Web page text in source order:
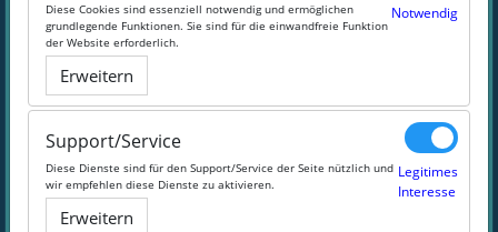
#BigData #IT #MachineLearning
Diese Cookies sind essenziell notwendig und ermöglichen
grundlegende Funktionen. Sie sind für die einwandfreie Funktion
der Website erforderlich.
Notwendig
Erweitern
Support/Service
Diese Dienste sind für den Support/Service der Seite nützlich und
wir empfehlen diese Dienste zu aktivieren.
Legitimes
Interesse
Erweitern
Diese Cookies sind essenziell notwendig und ermöglichen
grundlegende Funktionen. Sie sind für die einwandfreie Funktion
der Website erforderlich.
Notwendig
Erweitern
Support/Service
Diese Dienste sind für den Support/Service der Seite nützlich und
wir empfehlen diese Dienste zu aktivieren.
Legitimes
Interesse
Erweitern